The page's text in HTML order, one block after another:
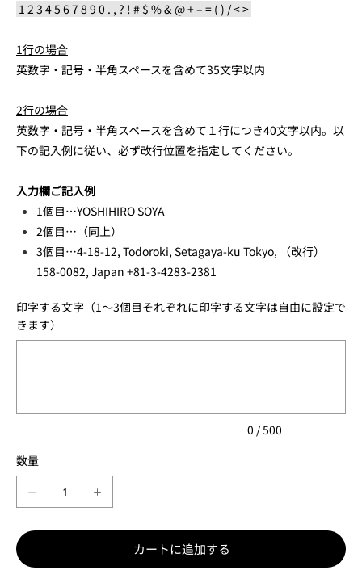
1 2 3 4 5 6 7 8 9 0 . , ? ! # $ % & @ + – = ( ) / < >
1行の場合
英数字・記号・半角スペースを含めて35文字以内
2行の場合
英数字・記号・半角スペースを含めて１行につき40文字以内。以
下の記入例に従い、必ず改行位置を指定してください。
入力欄ご記入例
1個目…YOSHIHIRO SOYA
2個目…（同上）
3個目…4-18-12, Todoroki, Setagaya-ku Tokyo, （改行）
158-0082, Japan +81-3-4283-2381
印字する文字（1〜3個目それぞれに印字する文字は自由に設定で
きます）
入
ま
0 / 500
数量
カートに追加する